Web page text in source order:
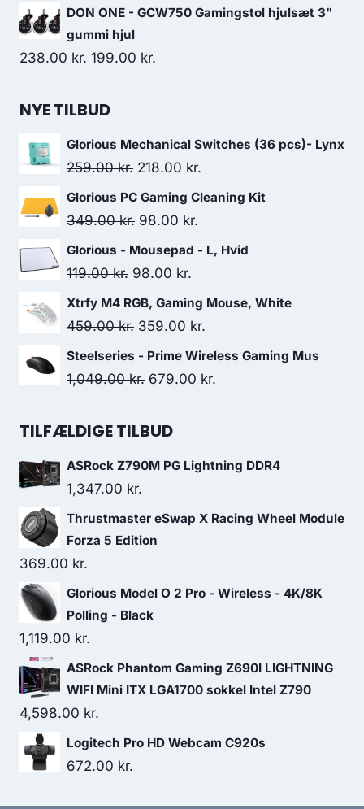
price
was:
1,449.00 kr..
price
DON ONE - GCW750 Gamingstol hjulsæt 3"
gummi hjul
238.00kr. Original
was:
199.00 kr.
NYE TILBUD
Glorious Mechanical Switches (36 pcs)- Lynx
259.00kr. Original
price
was:
218.00 kr.
price
Glorious PC Gaming Cleaning Kit
349.00kr. Original
price
was:
98.00 kr.
price
Glorious - Mousepad - L, Hvid
119.00kr. Original
price
was:
98.00 kr.
price
is:
Xtrfy M4 RGB, Gaming Mouse, White
459.00kr. Original
price
was:
359.00 kr.
price
is:
Steelseries - Prime Wireless Gaming Mus
1,049.00kr. Original
was:
679.00 kr.
TILFÆLDIGE TILBUD
ASRock Z790M PG Lightning DDR4
1,347.00 kr.
Thrustmaster eSwap X Racing Wheel Module
Forza 5 Edition
369.00 kr.
Glorious Model O 2 Pro - Wireless - 4K/8K
Polling - Black
1,119.00 kr.
ASRock Phantom Gaming Z690I LIGHTNING
WIFI Mini ITX LGA1700 sokkel Intel Z790
4,598.00 kr.
Logitech Pro HD Webcam C920s
672.00 kr.